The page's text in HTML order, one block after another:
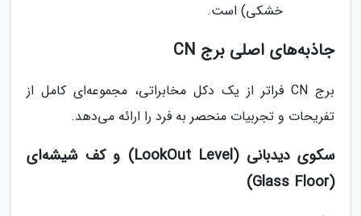
خشکی) است.
جاذبه‌های اصلی برج CN
برج CN فراتر از یک دکل مخابراتی، مجموعه‌ای کامل از
تفریحات و تجربیات منحصر به فرد را ارائه می‌دهد.
سکوی دیدبانی (LookOut Level) و کف شیشه‌ای
(Glass Floor)